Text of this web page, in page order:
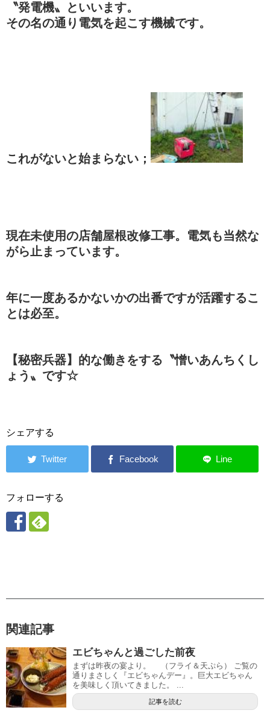
〝発電機〟といいます。
その名の通り電気を起こす機械です。
これがないと始まらない；
現在未使用の店舗屋根改修工事。電気も当然な
がら止まっています。
年に一度あるかないかの出番ですが活躍するこ
とは必至。
【秘密兵器】的な働きをする〝憎いあんちくし
ょう〟です☆
シェアする
フォローする
関連記事
エビちゃんと過ごした前夜
まずは昨夜の宴より。 （フライ＆天ぷら） ご覧の
通りまさしく『エビちゃんデー』。巨大エビちゃん
を美味しく頂いてきました。 ...
記事を読む